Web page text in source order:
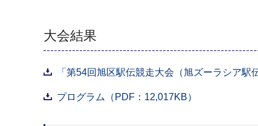
大会結果
「第54回旭区駅伝競走大会（旭ズーラシア
プログラム（PDF：12,017KB）